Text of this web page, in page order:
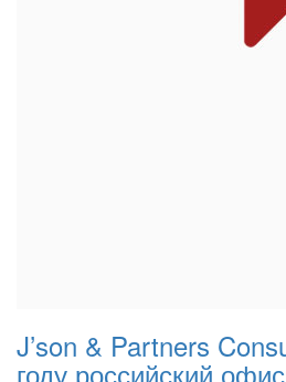
J’son & Partners
году российский